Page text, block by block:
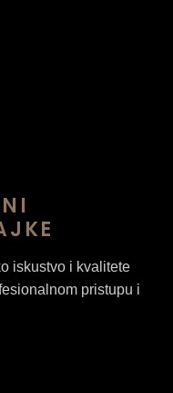
iskustvo i kvalitete
pristupu i